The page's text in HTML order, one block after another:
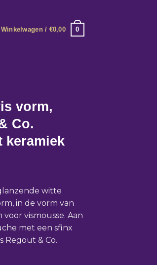
Winkelwagen / €0,00 0
vorm,
Co.
keramiek
witte
in de vorm van
vismousse. Aan
met een sfinx
Regout & Co.